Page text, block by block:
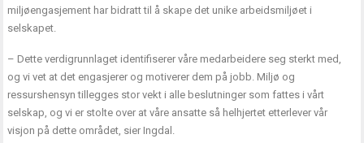
miljøengasjement har bidratt til å skape det unike arbeidsmiljøet i
selskapet.
– Dette verdigrunnlaget identifiserer våre medarbeidere seg sterkt med,
og vi vet at det engasjerer og motiverer dem på jobb. Miljø og
ressurshensyn tillegges stor vekt i alle beslutninger som fattes i vårt
selskap, og vi er stolte over at våre ansatte så helhjertet etterlever vår
visjon på dette området, sier Ingdal.